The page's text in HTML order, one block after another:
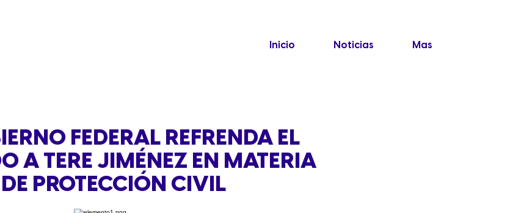
Inicio Noticias Mas
FEDERAL REFRENDA EL
A TERE JIMÉNEZ EN MATERIA
DE PROTECCIÓN CIVIL